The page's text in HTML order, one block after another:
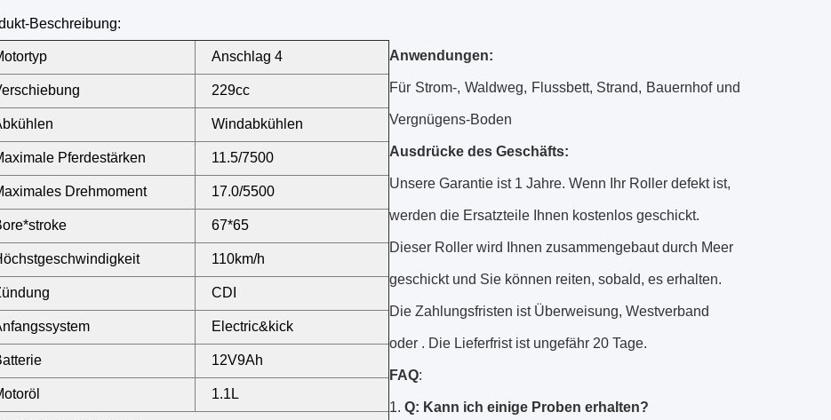
Beschreibung:
Anschlag 4
229cc
Windabkühlen
Pferdestärken 11.5/7500
Drehmoment 17.0/5500
67*65
110km/h
CDI
Electric&kick
12V9Ah
1.1L
Anwendungen:
Für Strom-, Waldweg, Flussbett, Strand, Bauernhof und
Vergnügens-Boden
Ausdrücke des Geschäfts:
Unsere Garantie ist 1 Jahre. Wenn Ihr Roller defekt ist,
werden die Ersatzteile Ihnen kostenlos geschickt.
Dieser Roller wird Ihnen zusammengebaut durch Meer
geschickt und Sie können reiten, sobald, es erhalten.
Die Zahlungsfristen ist Überweisung, Westverband
oder . Die Lieferfrist ist ungefähr 20 Tage.
FAQ:
1. Q: Kann ich einige Proben erhalten?